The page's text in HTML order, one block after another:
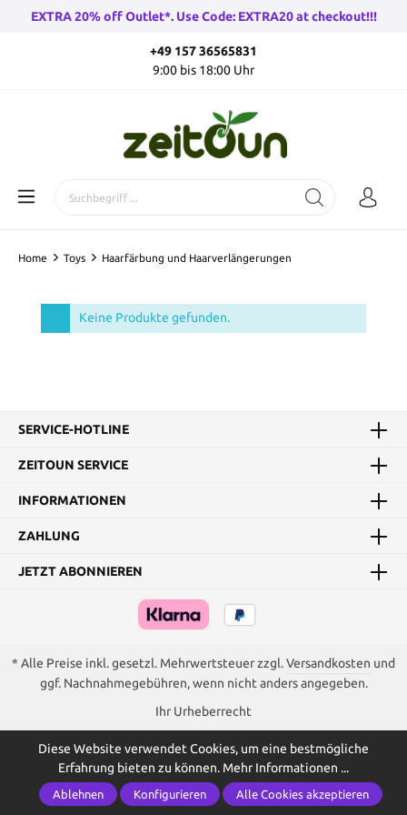
EXTRA 20% off Outlet*. Use Code: EXTRA20 at checkout!!!
+49 157 36565831
9:00 bis 18:00 Uhr
Home Toys Haarfärbung und Haarverlängerungen
Keine Produkte gefunden.
SERVICE-HOTLINE
ZEITOUN SERVICE
INFORMATIONEN
ZAHLUNG
JETZT ABONNIEREN
* Alle Preise inkl. gesetzl. Mehrwertsteuer zzgl.Versandkosten und
ggf. Nachnahmegebühren, wenn nicht anders angegeben.
Ihr Urheberrecht
Diese Website verwendet Cookies, um eine bestmögliche
Erfahrung bieten zu können. Mehr Informationen ...
Ablehnen Konfigurieren Alle Cookies akzeptieren